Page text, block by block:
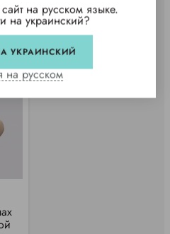
на русском языке.
на украинский?
УКРАИНСКИЙ
на русском